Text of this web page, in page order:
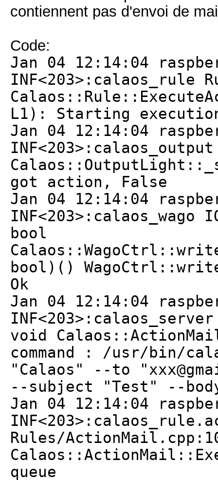
contiennent pas d'envoi de
Code:
Jan 04 12:14:04
INF<203>:calaos_rule
L1): Starting
Jan 04 12:14:04
got action, False
Jan 04 12:14:04
INF<203>:calaos_wago
bool
bool)()
Ok
Jan 04 12:14:04
void
command : /usr/bin/
"Calaos" --to
--subject "Test" --
Jan 04 12:14:04
Rules/
queue